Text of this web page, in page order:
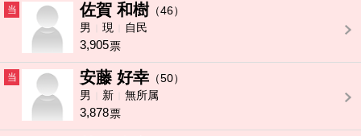
当 佐賀 和樹（46）
男
現 自民
3,905票
当 安藤 好幸 （50）
男
新 無所属
3,878票